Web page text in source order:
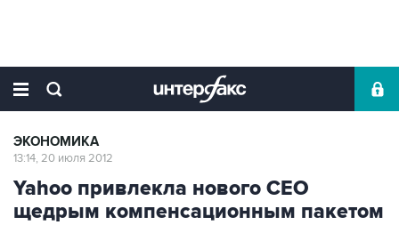
ЭКОНОМИКА
13:14, 20 июля 2012
Yahoo привлекла нового CEO
щедрым компенсационным пакетом